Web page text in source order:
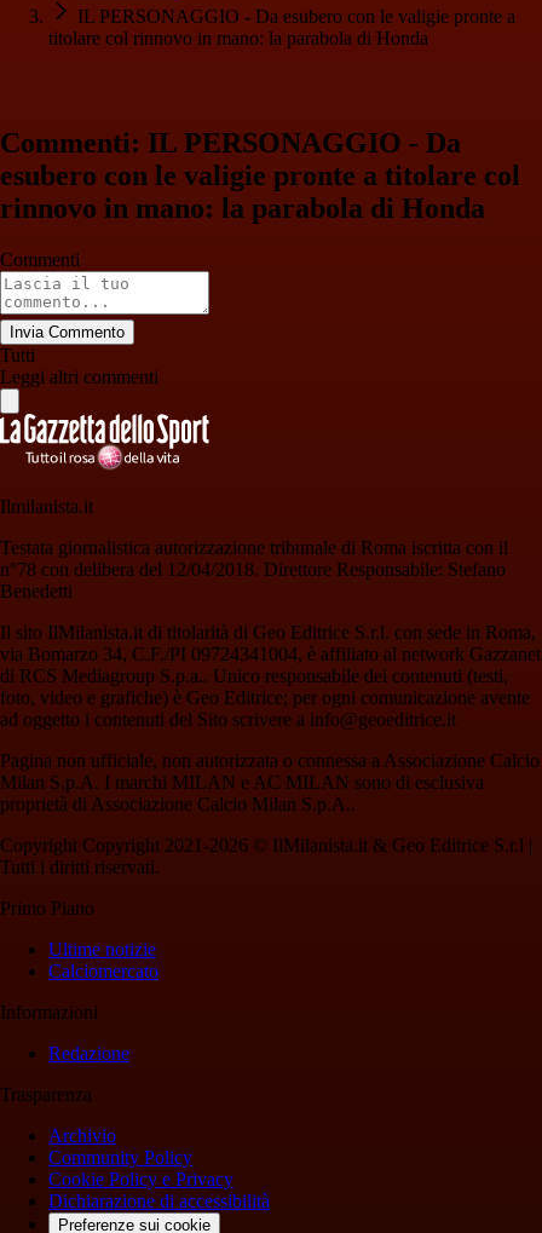
IL PERSONAGGIO - Da esubero con le valigie pronte a
titolare col rinnovo in mano: la parabola di Honda
Commenti: IL PERSONAGGIO - Da
esubero con le valigie pronte a titolare col
rinnovo in mano: la parabola di Honda
Commenti
Invia Commento
Tutti
Leggi altri commenti
Ilmilanista.it
Testata giornalistica autorizzazione tribunale di Roma iscritta con il
n°78 con delibera del 12/04/2018. Direttore Responsabile: Stefano
Benedetti
Il sito IlMilanista.it di titolarità di Geo Editrice S.r.l. con sede in Roma,
via Bomarzo 34, C.F./PI 09724341004, è affiliato al network Gazzanet
di RCS Mediagroup S.p.a.. Unico responsabile dei contenuti (testi,
foto, video e grafiche) è Geo Editrice; per ogni comunicazione avente
ad oggetto i contenuti del Sito scrivere a info@geoeditrice.it
Pagina non ufficiale, non autorizzata o connessa a Associazione Calcio
Milan S.p.A. I marchi MILAN e AC MILAN sono di esclusiva
proprietà di Associazione Calcio Milan S.p.A..
Copyright Copyright 2021-2026 © IlMilanista.it & Geo Editrice S.r.l |
Tutti i diritti riservati.
Primo Piano
Ultime notizie
Calciomercato
Informazioni
Redazione
Trasparenza
Archivio
Community Policy
Cookie Policy e Privacy
Dichiarazione di accessibilità
Preferenze sui cookie